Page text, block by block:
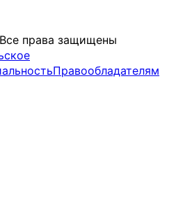
Все права защищены
Правообладателям